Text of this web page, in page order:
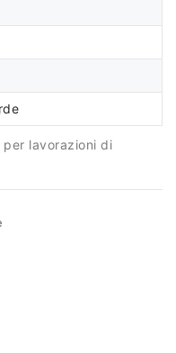
lavorazioni di